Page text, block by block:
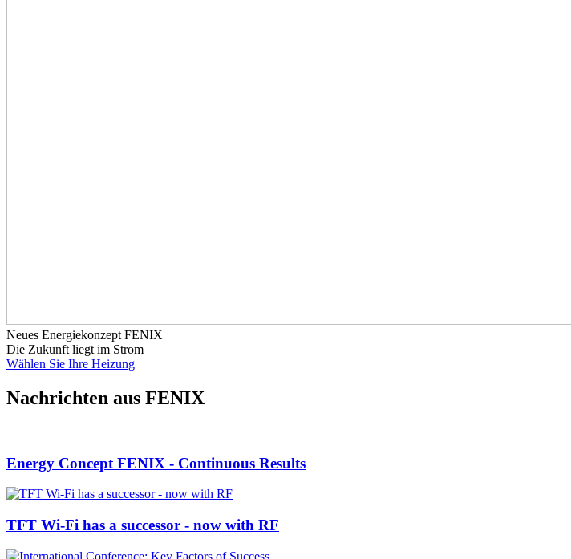
Neues Energiekonzept FENIX
Die Zukunft liegt im Strom
Wählen Sie Ihre Heizung
Nachrichten aus FENIX
Energy Concept FENIX - Continuous Results
TFT Wi-Fi has a successor - now with RF